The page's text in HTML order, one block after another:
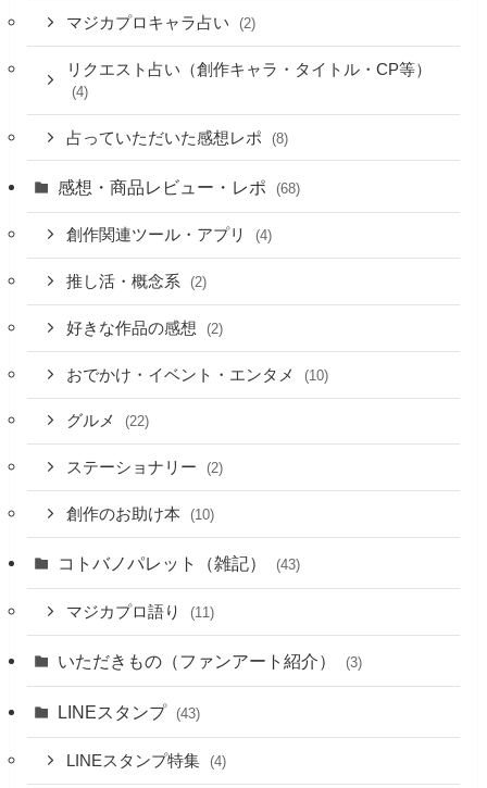
マジカプロキャラ占い (2)
リクエスト占い（創作キャラ・タイトル・CP等）
(4)
占っていただいた感想レポ (8)
感想・商品レビュー・レポ (68)
創作関連ツール・アプリ (4)
推し活・概念系 (2)
好きな作品の感想 (2)
おでかけ・イベント・エンタメ (10)
グルメ (22)
ステーショナリー (2)
創作のお助け本 (10)
コトバノパレット（雑記） (43)
マジカプロ語り (11)
いただきもの（ファンアート紹介） (3)
LINEスタンプ (43)
LINEスタンプ特集 (4)